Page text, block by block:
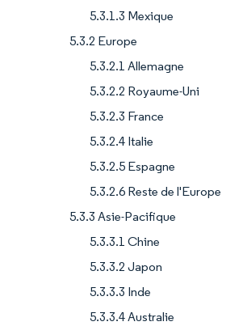
5.3.1.3 Mexique
5.3.2 Europe
5.3.2.1 Allemagne
5.3.2.2 Royaume-Uni
5.3.2.3 France
5.3.2.4 Italie
5.3.2.5 Espagne
5.3.2.6 Reste de l'Europe
5.3.3 Asie-Pacifique
5.3.3.1 Chine
5.3.3.2 Japon
5.3.3.3 Inde
5.3.3.4 Australie